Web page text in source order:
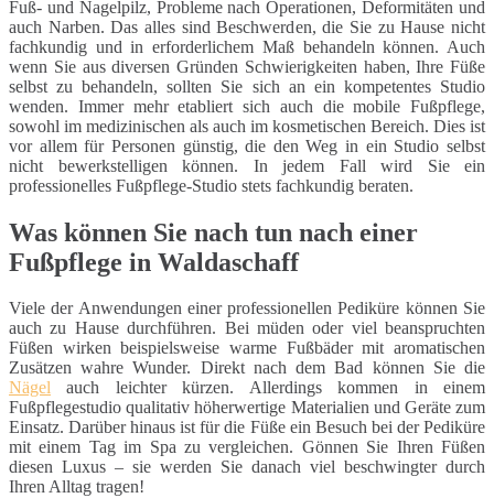
Fuß- und Nagelpilz, Probleme nach Operationen, Deformitäten und
auch Narben. Das alles sind Beschwerden, die Sie zu Hause nicht
fachkundig und in erforderlichem Maß behandeln können. Auch
wenn Sie aus diversen Gründen Schwierigkeiten haben, Ihre Füße
selbst zu behandeln, sollten Sie sich an ein kompetentes Studio
wenden. Immer mehr etabliert sich auch die mobile Fußpflege,
sowohl im medizinischen als auch im kosmetischen Bereich. Dies ist
vor allem für Personen günstig, die den Weg in ein Studio selbst
nicht bewerkstelligen können. In jedem Fall wird Sie ein
professionelles Fußpflege-Studio stets fachkundig beraten.
Was können Sie nach tun nach einer
Fußpflege in Waldaschaff
Viele der Anwendungen einer professionellen Pediküre können Sie
auch zu Hause durchführen. Bei müden oder viel beanspruchten
Füßen wirken beispielsweise warme Fußbäder mit aromatischen
Zusätzen wahre Wunder. Direkt nach dem Bad können Sie die
Nägel auch leichter kürzen. Allerdings kommen in einem
Fußpflegestudio qualitativ höherwertige Materialien und Geräte zum
Einsatz. Darüber hinaus ist für die Füße ein Besuch bei der Pediküre
mit einem Tag im Spa zu vergleichen. Gönnen Sie Ihren Füßen
diesen Luxus – sie werden Sie danach viel beschwingter durch
Ihren Alltag tragen!